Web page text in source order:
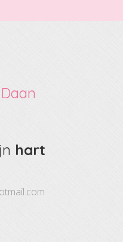
hart